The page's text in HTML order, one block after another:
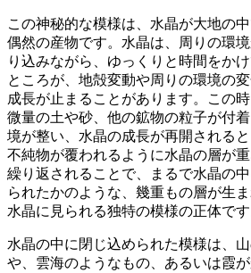
この神秘的な模様は、水晶が大地の
偶然の産物です。 水晶は、周りの環
り込みながら、ゆっくりと時間をか
ところが、地殻変動や周りの環境の変
成長が止まる ことがあります。この
微量の土や砂、他の鉱物の粒子が付
境が整い、水晶の成長が再開されると
不純物が覆われるように水晶の層が重
繰り返されることで、
まるで水晶の
られたかのような、幾重もの層が生
水晶に見られる独特の模様の正体です
水晶の中に閉じ込められた模様は、
や、雲海のようなもの、あるいは霞